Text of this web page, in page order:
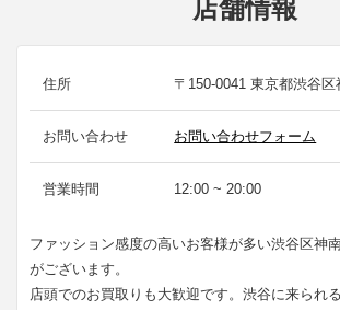
店舗情報
住所 〒150-0041 東京都渋谷区
お問い合わせ お問い合わせフォーム
営業時間 12:00 ~ 20:00
ファッション感度の高いお客様が多い渋谷区神
がございます。
店頭でのお買取りも大歓迎です。渋谷に来られ